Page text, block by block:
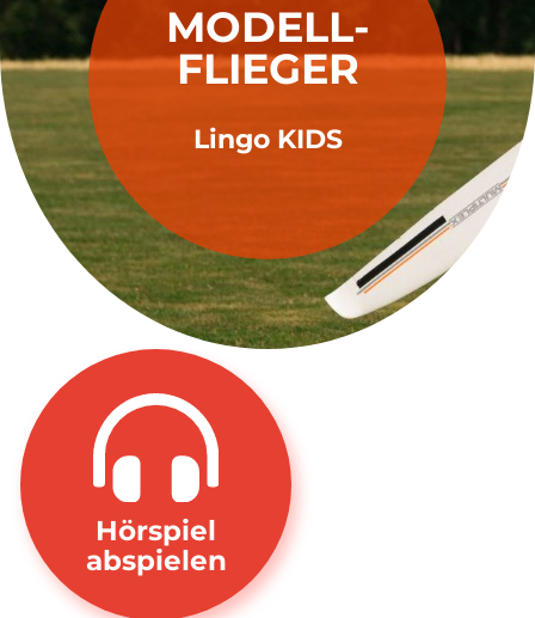
MODELL-
FLIEGER
Lingo KIDS
Hörspiel
abspielen